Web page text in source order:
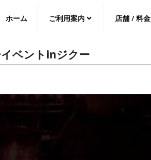
ホーム ご利用案内 店舗 / 料金
ベントinジクー中文（繁